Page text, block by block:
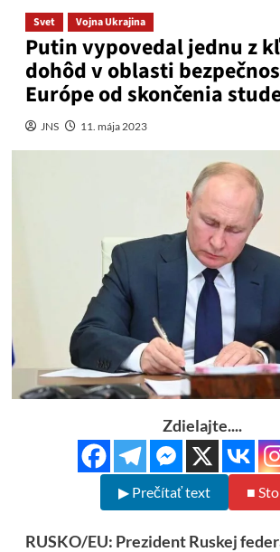
Svet Vojna Ukrajina
Putin vypovedal jednu z
dohôd v oblasti
Európe od skončenia
JNS 11. mája 2023
Zdielajte....
▶ Prečítať text ■
RUSKO/EU: Prezident Ruskej